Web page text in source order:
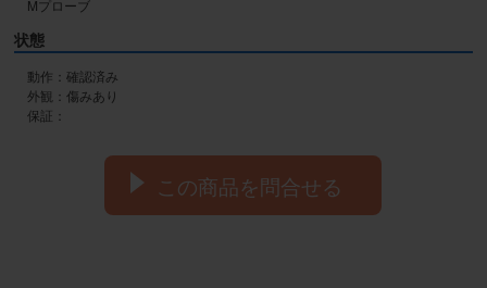
Mプローブ
状態
動作：確認済み
外観：傷みあり
保証：
この商品を問合せる